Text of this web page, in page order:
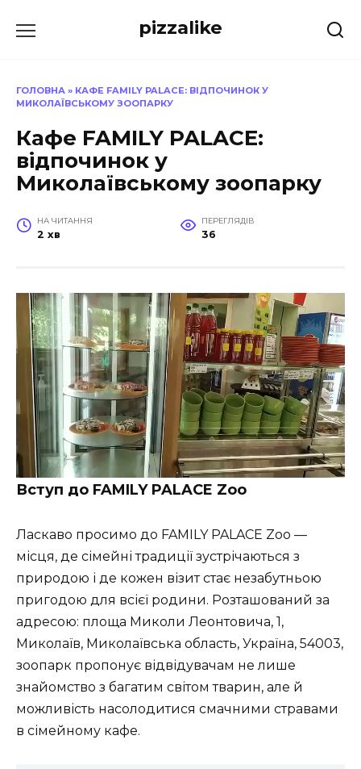
до
pizzalike
ГОЛОВНА » КАФЕ FAMILY PALACE: ВІДПОЧИНОК У
МИКОЛАЇВСЬКОМУ ЗООПАРКУ
Кафе FAMILY PALACE:
відпочинок у
Миколаївському зоопарку
НА ЧИТАННЯ
2 хв
ПЕРЕГЛЯДІВ
36
Вступ до FAMILY PALACE Zoo
Ласкаво просимо до FAMILY PALACE Zoo —
місця, де сімейні традиції зустрічаються з
природою і де кожен візит стає незабутньою
пригодою для всієї родини. Розташований за
адресою: площа Миколи Леонтовича, 1,
Миколаїв, Миколаївська область, Україна, 54003,
зоопарк пропонує відвідувачам не лише
знайомство з багатим світом тварин, але й
можливість насолодитися смачними стравами
в сімейному кафе.